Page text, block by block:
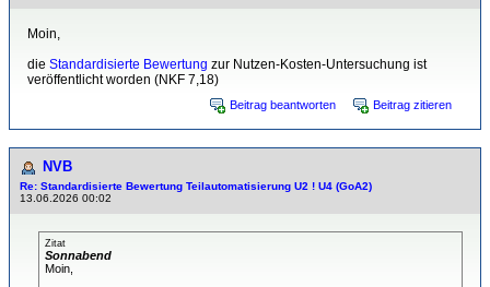
Moin,
die Standardisierte Bewertung zur Nutzen-Kosten-Untersuchung ist
veröffentlicht worden (NKF 7,18)
Beitrag beantworten Beitrag zitieren
NVB
Re: Standardisierte Bewertung Teilautomatisierung U2 ! U4 (GoA2)
13.06.2026 00:02
Zitat
Sonnabend
Moin,